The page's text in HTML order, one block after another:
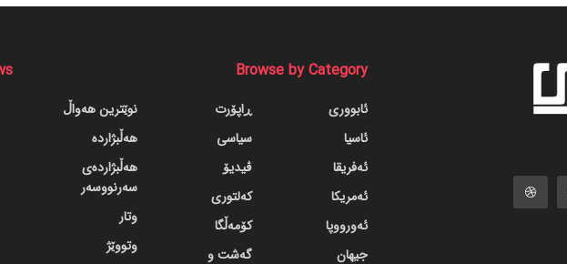
Browse by Category
ئابووری
ئاسیا
ئەفریقا
ئەمریکا
ئەورووپا
جیهان
ڕاپۆرت
سیاسی
ڤیدیۆ
کەلتوری
کۆمەڵگا
گه‌شت و
نوێترین هەواڵ
هەڵبژاردە
هەڵبژاردەی
سەرنووسەر
وتار
وتووێژ